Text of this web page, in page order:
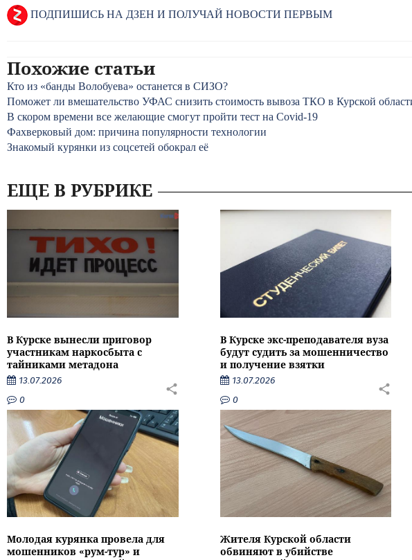
ПОДПИШИСЬ НА ДЗЕН И ПОЛУЧАЙ НОВОСТИ ПЕРВЫМ
Похожие статьи
Кто из «банды Волобуева» останется в СИЗО?
Поможет ли вмешательство УФАС снизить стоимость вывоза ТКО в Курской
В скором времени все желающие смогут пройти тест на Covid-19
Фахверковый дом: причина популярности технологии
Знакомый курянки из соцсетей обокрал её
ЕЩЕ В РУБРИКЕ
В Курске вынесли приговор
участникам наркосбыта с
тайниками метадона
13.07.2026
0
В Курске экс-преподавателя вуза
будут судить за мошенничество
и получение взятки
13.07.2026
0
Молодая курянка провела для
мошенников «рум-тур» и
Жителя Курской области
обвиняют в убийстве